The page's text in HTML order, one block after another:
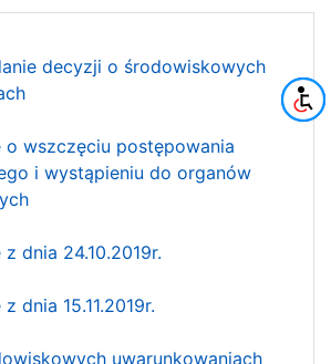
decyzji o środowiskowych
o wszczęciu postępowania
i wystąpieniu do organów
dnia 24.10.2019r.
dnia 15.11.2019r.
uwarunkowaniach